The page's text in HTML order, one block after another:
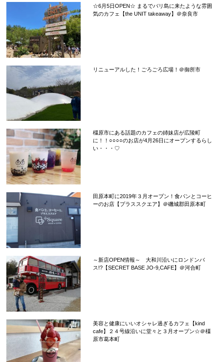
☆6月5日OPEN☆ まるでバリ島に来たような雰囲
気のカフェ【the UNIT takeaway】＠奈良市
リニューアルした！ごろごろ広場！＠御所市
橿原市にある話題のカフェの姉妹店が広陵町
に！！○○○○のお店が4月26日にオープンするらし
い・・・♡
田原本町に2019年３月オープン！食パンとコーヒ
ーのお店【プラススクエア】＠磯城郡田原本町
～新店OPEN情報～ 大和川沿いにロンドンバ
ス!?【SECRET BASE JO-9,CAFE】＠河合町
美容と健康にいいオシャレ過ぎるカフェ【kind
cafe】２４号線沿いに堂々と３月オープン☆＠橿
原市葛本町